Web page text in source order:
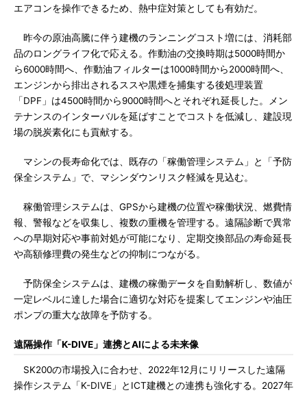
エアコンを操作できるため、熱中症対策としても有効だ。
昨今の原油高騰に伴う建機のランニングコスト増には、消耗部
品のロングライフ化で応える。作動油の交換時期は5000時間か
ら6000時間へ、作動油フィルターは1000時間から2000時間へ、
エンジンから排出されるススや黒煙を捕集する後処理装置
「DPF」は4500時間から9000時間へとそれぞれ延長した。メン
テナンスのインターバルを延ばすことでコストを低減し、建設現
場の脱炭素化にも貢献する。
マシンの長寿命化では、既存の「稼働管理システム」と「予防
保全システム」で、マシンダウンリスク軽減を見込む。
稼働管理システムは、GPSから建機の位置や稼働状況、燃費情
報、警報などを収集し、複数の重機を管理する。遠隔診断で異常
への早期対応や事前対処が可能になり、定期交換部品の寿命延長
や高額修理費の発生などの抑制につながる。
予防保全システムは、建機の稼働データを自動解析し、数値が
一定レベルに達した場合に適切な対応を提案してエンジンや油圧
ポンプの重大な故障を予防する。
遠隔操作「K-DIVE」連携とAIによる未来像
SK200の市場投入に合わせ、2022年12月にリリースした遠隔
操作システム「K-DIVE」とICT建機との連携も強化する。2027年